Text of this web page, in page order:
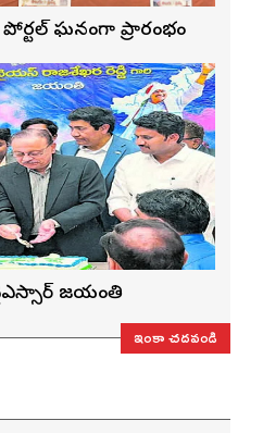
ఘనంగా ప్రారంభం
జయంతి
ఇంకా చదవండి